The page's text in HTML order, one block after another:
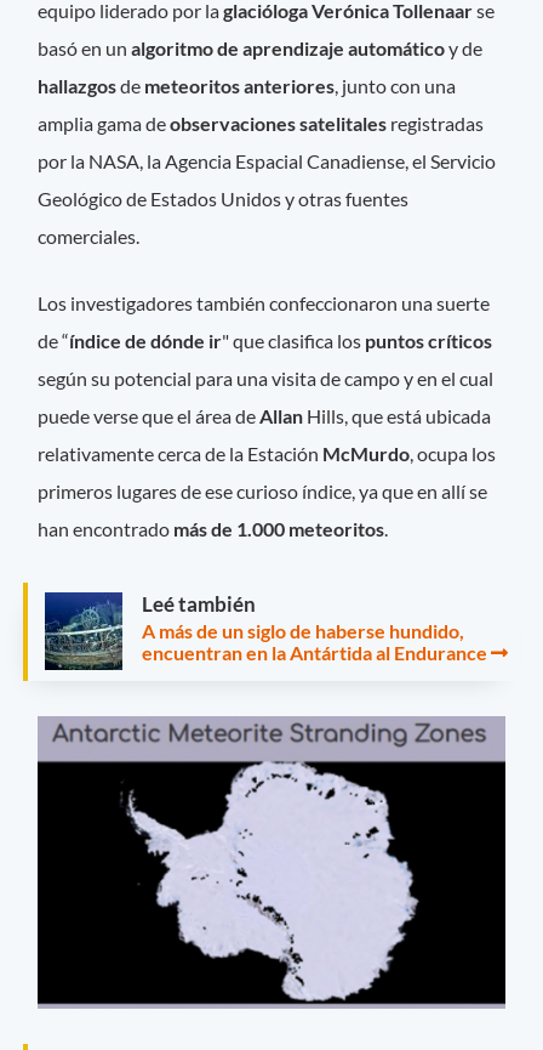
equipo liderado por laglacióloga Verónica Tollenaarse
basó en unalgoritmo de aprendizaje automáticoy de
hallazgosde meteoritosanteriores, junto con una
amplia gama deobservacionessatelitales registradas
por la NASA, la Agencia Espacial Canadiense, el Servicio
Geológico de Estados Unidos y otras fuentes
comerciales.
Los investigadores también confeccionaron una suerte
de “índice de dónde ir" que clasifica los puntoscríticos
según su potencial para una visita de campo y en el cual
puede verse que el área deAllan Hills, que está ubicada
relativamente cerca de la Estación McMurdo, ocupa los
primeros lugares de ese curioso índice, ya que en allí se
han encontrado más de 1.000 meteoritos.
Leé también
A más de un siglo de haberse hundido,
encuentran en la Antártida al Endurance